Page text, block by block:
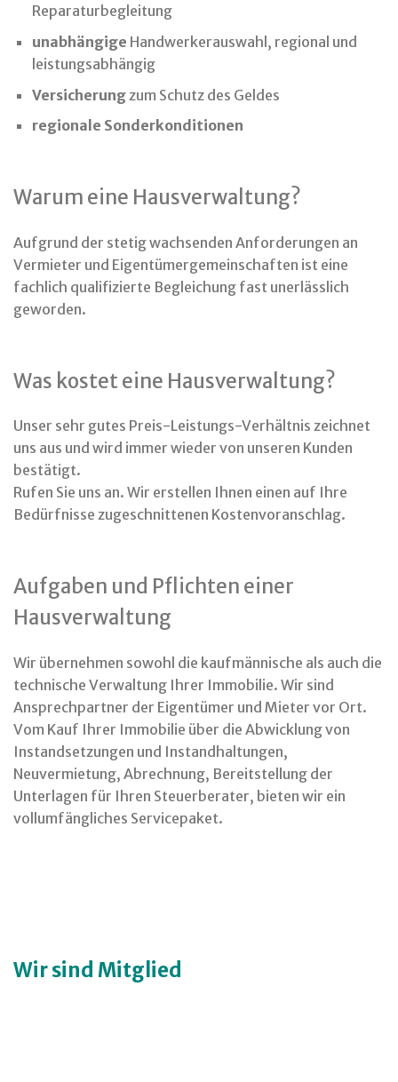
Reparaturbegleitung
unabhängige Handwerkerauswahl, regional und
leistungsabhängig
Versicherungzum Schutz des Geldes
regionale Sonderkonditionen
Warum eine Hausverwaltung?
Aufgrund der stetig wachsenden Anforderungen an
Vermieter und Eigentümergemeinschaften ist eine
fachlich qualifizierte Begleichung fast unerlässlich
geworden.
Was kostet eine Hausverwaltung?
Unser sehr gutes Preis-Leistungs-Verhältnis zeichnet
uns aus und wird immer wieder von unseren Kunden
bestätigt.
Rufen Sie uns an. Wir erstellen Ihnen einen auf Ihre
Bedürfnisse zugeschnittenen Kostenvoranschlag.
Aufgaben und Pflichten einer
Hausverwaltung
Wir übernehmen sowohl die kaufmännische als auch die
technische Verwaltung Ihrer Immobilie. Wir sind
Ansprechpartner der Eigentümer und Mieter vor Ort.
Vom Kauf Ihrer Immobilie über die Abwicklung von
Instandsetzungen und Instandhaltungen,
Neuvermietung, Abrechnung, Bereitstellung der
Unterlagen für Ihren Steuerberater, bieten wir ein
vollumfängliches Servicepaket.
Wir sind Mitglied